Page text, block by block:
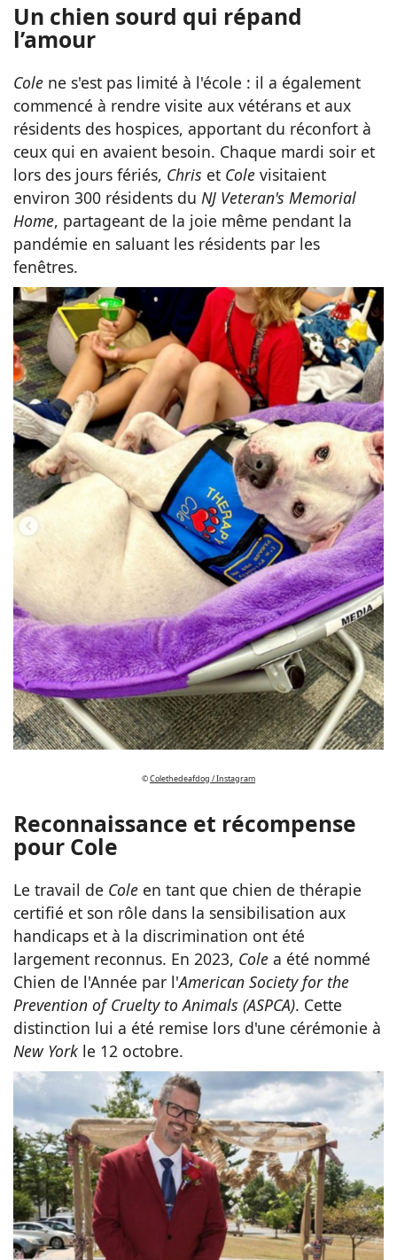
Un chien sourd qui répand
l’amour
Cole ne s'est pas limité à l'école : il a également
commencé à rendre visite aux vétérans et aux
résidents des hospices, apportant du réconfort à
ceux qui en avaient besoin. Chaque mardi soir et
lors des jours fériés, Chris et Cole visitaient
environ 300 résidents du NJ Veteran's Memorial
Home, partageant de la joie même pendant la
pandémie en saluant les résidents par les
fenêtres.
©Colethedeafdog / Instagram
Reconnaissance et récompense
pour Cole
Le travail de Cole en tant que chien de thérapie
certifié et son rôle dans la sensibilisation aux
handicaps et à la discrimination ont été
largement reconnus. En 2023, Cole a été nommé
Chien de l'Année par l'American Society for the
Prevention of Cruelty to Animals (ASPCA). Cette
distinction lui a été remise lors d'une cérémonie à
New York le 12 octobre.